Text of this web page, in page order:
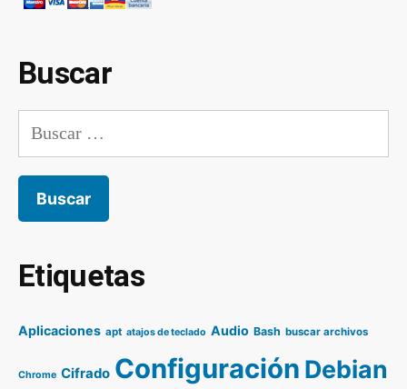
Buscar
Buscar:
Etiquetas
Aplicaciones apt atajos de teclado Audio Bash buscar archivos
Chrome Cifrado Configuración Debian